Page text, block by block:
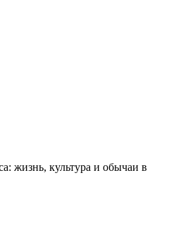
жизнь, культура и обычаи в